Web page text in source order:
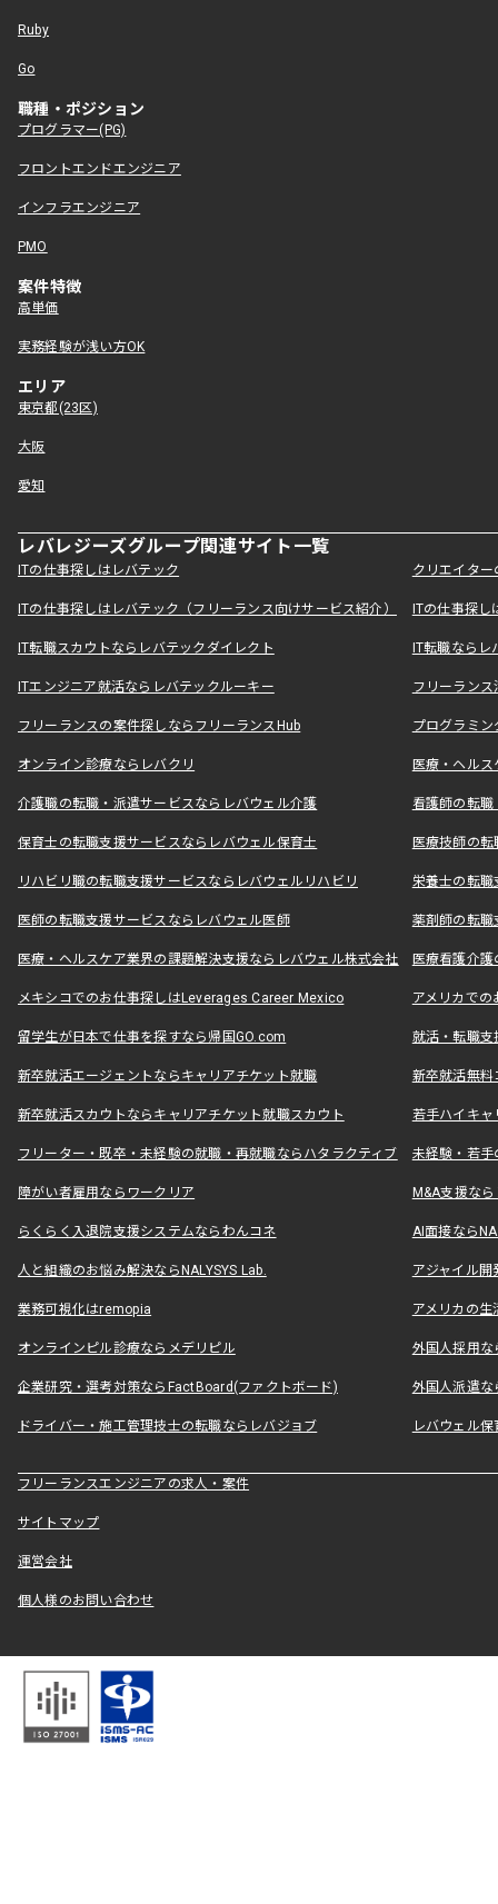
Ruby
Go
職種・ポジション
プログラマー(PG)
フロントエンドエンジニア
インフラエンジニア
PMO
案件特徴
高単価
実務経験が浅い方OK
エリア
東京都(23区)
大阪
愛知
レバレジーズグループ関連サイト一覧
ITの仕事探しはレバテック クリエイタ
ITの仕事探しはレバテック（フリーランス向けサービス紹介） ITの仕事探
IT転職スカウトならレバテックダイレクト IT転職なら
ITエンジニア就活ならレバテックルーキー フリーラン
フリーランスの案件探しならフリーランスHub プログラミ
オンライン診療ならレバクリ 医療・ヘル
介護職の転職・派遣サービスならレバウェル介護 看護師の転
保育士の転職支援サービスならレバウェル保育士 医療技師の
リハビリ職の転職支援サービスならレバウェルリハビリ 栄養士の転
医師の転職支援サービスならレバウェル医師 薬剤師の転
医療・ヘルスケア業界の課題解決支援ならレバウェル株式会社 医療看護介
メキシコでのお仕事探しはLeverages Career Mexico アメリカで
留学生が日本で仕事を探すなら帰国GO.com 就活・転職
新卒就活エージェントならキャリアチケット就職 新卒就活無料
新卒就活スカウトならキャリアチケット就職スカウト 若手ハイキ
フリーター・既卒・未経験の就職・再就職ならハタラクティブ 未経験・若手
障がい者雇用ならワークリア M&A支援な
らくらく入退院支援システムならわんコネ AI面接なら
人と組織のお悩み解決ならNALYSYS Lab. アジャイル
業務可視化はremopia アメリカの
オンラインピル診療ならメデリピル 外国人採用
企業研究・選考対策ならFactBoard(ファクトボード) 外国人派遣な
ドライバー・施工管理技士の転職ならレバジョブ レバウェル
フリーランスエンジニアの求人・案件
サイトマップ
運営会社
個人様のお問い合わせ